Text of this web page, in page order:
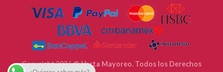
Copyright 2026 ©Varta Mayoreo. Todos los Derechos